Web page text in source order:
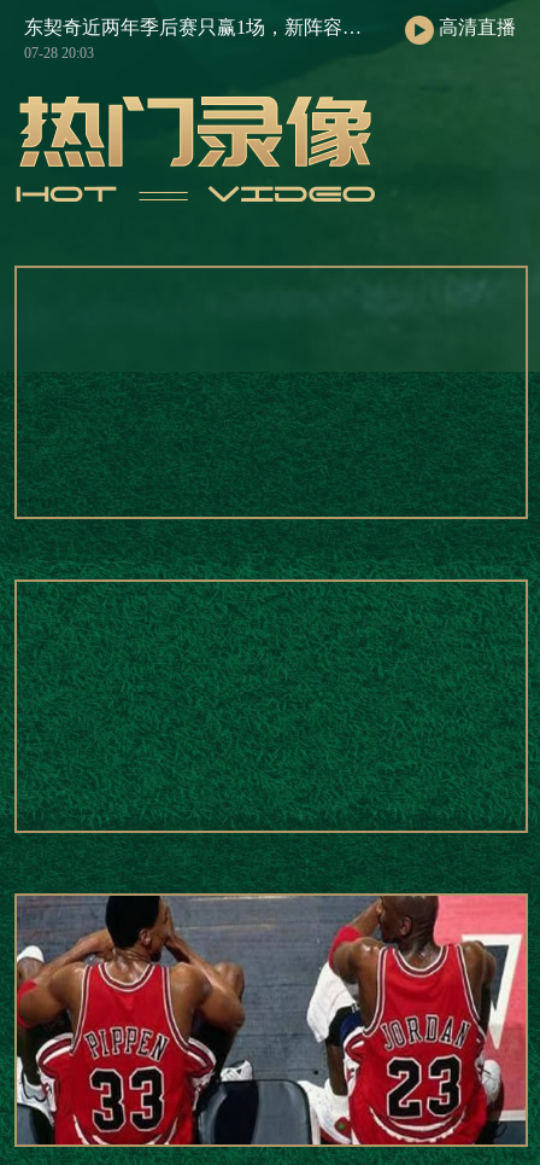
东契奇近两年季后赛只赢1场，新阵容若再翻车，责任得他来扛
07-28 20:03
高清直播